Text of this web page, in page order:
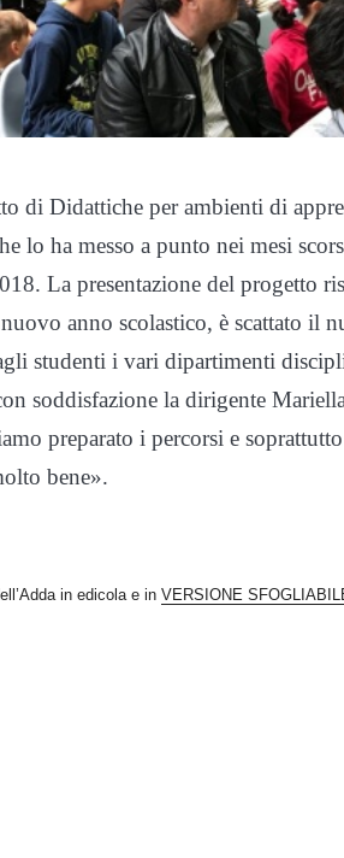
di Didattiche per ambienti di
lo ha messo a punto nei mesi
La presentazione del progetto
anno scolastico, è scattato il
studenti i vari dipartimenti
soddisfazione la dirigente
preparato i percorsi e
bene».
in edicola e in VERSIONE